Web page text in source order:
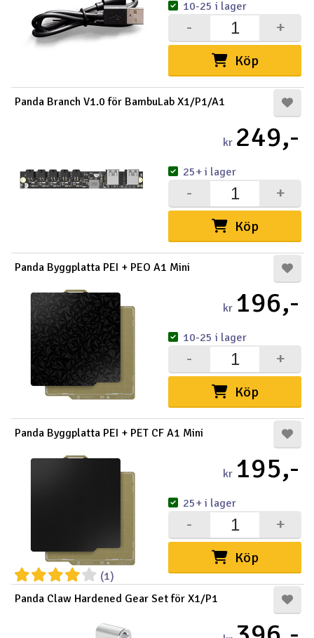
Köp
+
-
10-25 i lager
Panda Branch V1.0 för BambuLab X1/P1/A1
kr 249,-
Köp
+
-
25+ i lager
Panda Byggplatta PEI + PEO A1 Mini
kr 196,-
Köp
+
-
10-25 i lager
Panda Byggplatta PEI + PET CF A1 Mini
(1)
kr 195,-
Köp
+
-
25+ i lager
Panda Claw Hardened Gear Set för X1/P1